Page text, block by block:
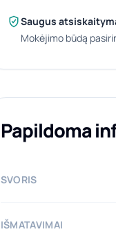
Saugus
Mokėjimo būdą
Papildoma
SVORIS
IŠMATAVIMAI